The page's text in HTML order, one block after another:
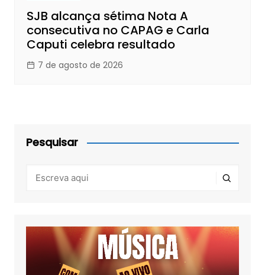
SJB alcança sétima Nota A
consecutiva no CAPAG e Carla
Caputi celebra resultado
7 de agosto de 2026
Pesquisar